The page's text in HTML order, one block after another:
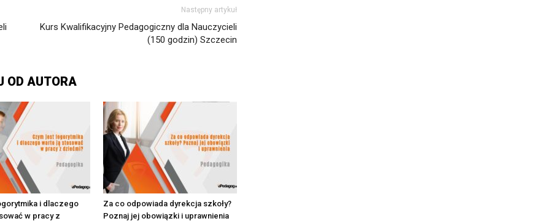
Następny artykuł
Kurs Kwalifikacyjny Pedagogiczny dla Nauczycieli
(150 godzin) Szczecin
OD AUTORA
i dlaczego
w pracy z
Za co odpowiada dyrekcja szkoły?
Poznaj jej obowiązki i uprawnienia